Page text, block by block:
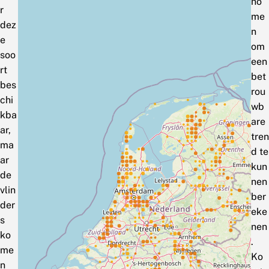
r
dez
e
soo
rt
bes
chi
kba
ar,
ma
ar
de
vlin
der
s
ko
me
n
me
n
om
een
bet
rou
wb
are
tren
d te
kun
nen
ber
eke
nen
.
Ko